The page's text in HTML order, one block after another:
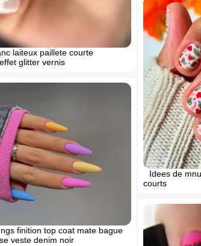
laiteux paillete courte
glitter vernis
Idees de
courts
finition top coat mate bague
veste denim noir